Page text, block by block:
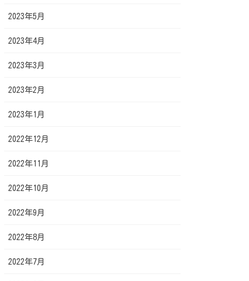
2023年5月
2023年4月
2023年3月
2023年2月
2023年1月
2022年12月
2022年11月
2022年10月
2022年9月
2022年8月
2022年7月